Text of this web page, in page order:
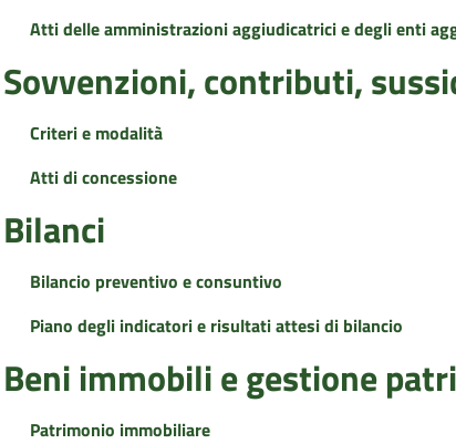
Atti delle amministrazioni aggiudicatrici e degli enti
Sovvenzioni, contributi,
Criteri e modalità
Atti di concessione
Bilanci
Bilancio preventivo e consuntivo
Piano degli indicatori e risultati attesi di bilancio
Beni immobili e gestione
Patrimonio immobiliare